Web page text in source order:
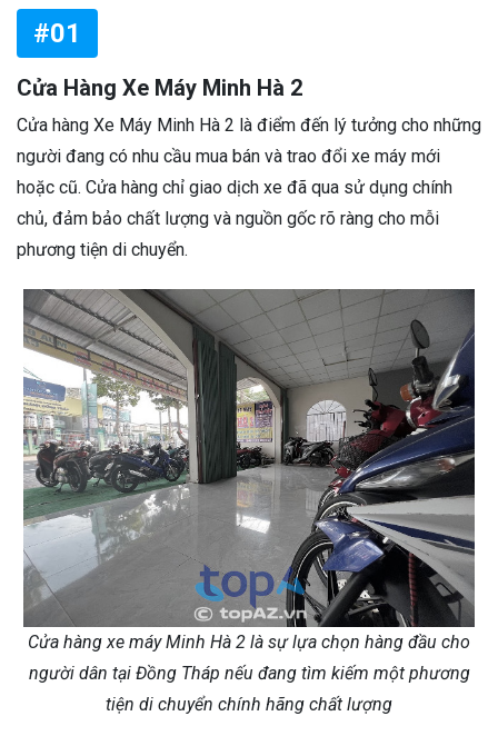
#01
Cửa Hàng Xe Máy Minh Hà 2
Cửa hàng Xe Máy Minh Hà 2 là điểm đến lý tưởng cho những
người đang có nhu cầu mua bán và trao đổi xe máy mới
hoặc cũ. Cửa hàng chỉ giao dịch xe đã qua sử dụng chính
chủ, đảm bảo chất lượng và nguồn gốc rõ ràng cho mỗi
phương tiện di chuyển.
Cửa hàng xe máy Minh Hà 2 là sự lựa chọn hàng đầu cho
người dân tại Đồng Tháp nếu đang tìm kiếm một phương
tiện di chuyển chính hãng chất lượng